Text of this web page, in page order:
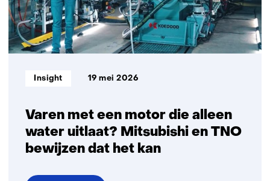
innovatie
versnelt
met
Team
Varen met een motor die alleen
water uitlaat? Mitsubishi en TNO
bewijzen dat het kan
Informatietype:
Insight 19 mei 2026